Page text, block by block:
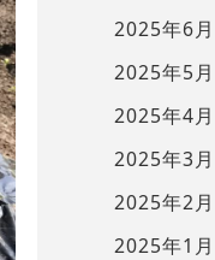
2025年6月
2025年5月
2025年4月
2025年3月
2025年2月
2025年1月